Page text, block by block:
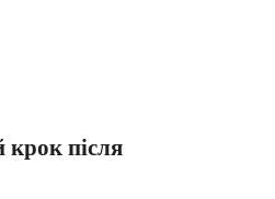
крок після